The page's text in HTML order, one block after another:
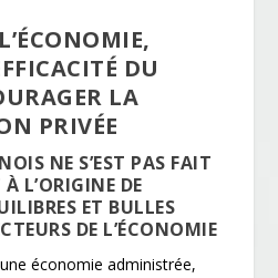
DU
LA
PRIVÉE
NE S’EST PAS FAIT
L’ORIGINE DE
ET BULLES
DE L’ÉCONOMIE
économie administrée,